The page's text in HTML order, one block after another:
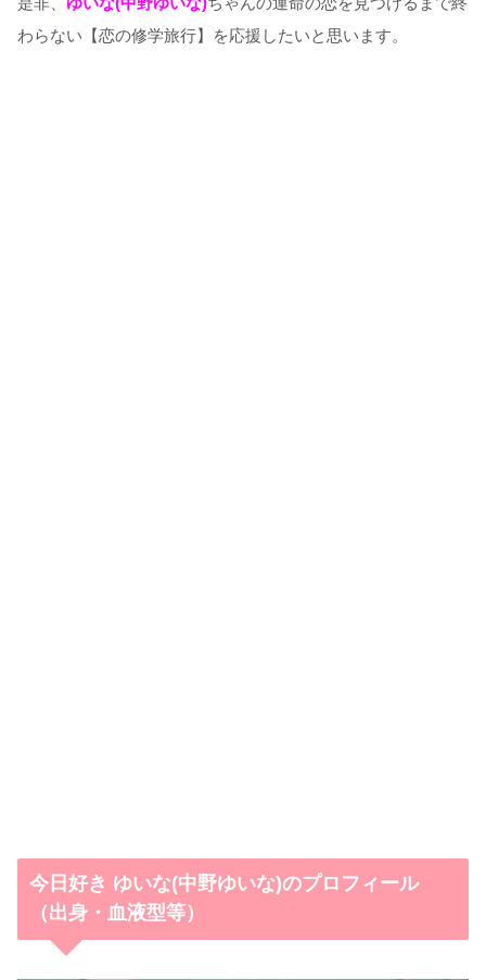
わらない【恋の修学旅行】を応援したいと思います。
今日好き ゆいな(中野ゆいな)のプロフィール
（出身・血液型等）